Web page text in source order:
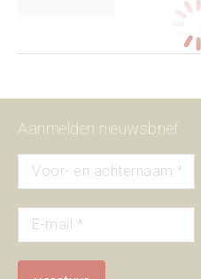
Aanmelden nieuwsbrief